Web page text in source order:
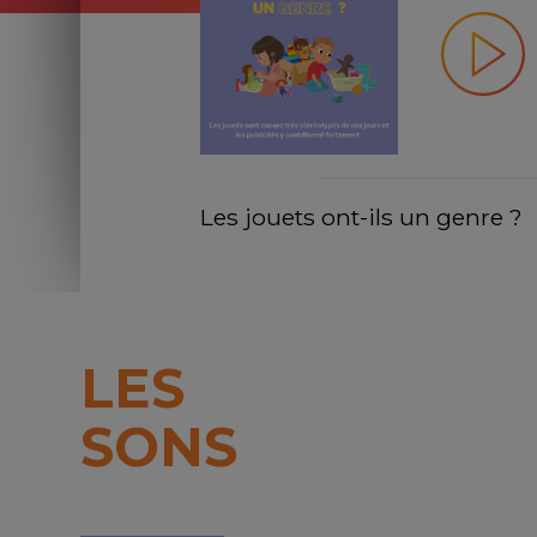
Les jouets ont-ils un genre ?
LES
SONS